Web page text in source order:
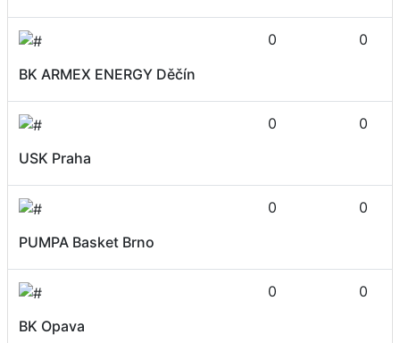
BK ARMEX ENERGY Děčín
0 0
USK Praha
0 0
PUMPA Basket Brno
0 0
BK Opava
0 0